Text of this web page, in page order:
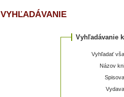
VYHĽADÁVANIE
Vyhľadávanie
Vyhľadať
Názov